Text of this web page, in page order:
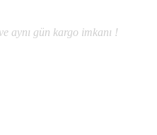
aynı gün kargo imkanı !